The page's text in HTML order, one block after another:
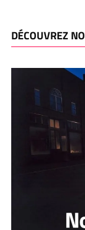
DÉCOUVREZ